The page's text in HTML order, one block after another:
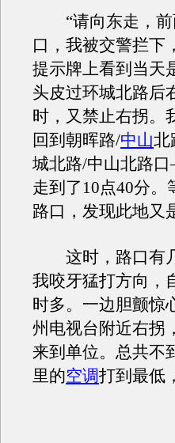
“请向东走，前
口，我被交警拦下
提示牌上看到当天
头皮过环城北路后
时，又禁止右拐。
回到朝晖路/中山北
城北路/中山北路
走到了10点40分
路口，发现此地又
这时，路口有几
我咬牙猛打方向，
时多。一边胆颤惊
州电视台附近右拐
来到单位。总共不
里的空调打到最低